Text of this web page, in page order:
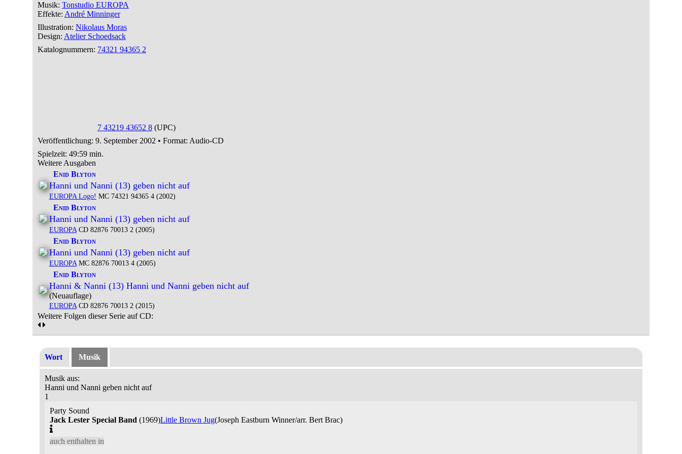
Musik: Tonstudio EUROPA
Effekte: André Minninger
Illustration: Nikolaus Moras
Design: Atelier Schoedsack
Katalognummern: 74321 94365 2
7 43219 43652 8(UPC)
Veröffentlichung: 9. September 2002 • Format: Audio-CD
Spielzeit: 49:59 min.
Weitere Ausgaben
Enid Blyton
Hanni und Nanni (13) geben nicht auf
EUROPA Logo! MC 74321 94365 4 (2002)
Enid Blyton
Hanni und Nanni (13) geben nicht auf
EUROPACD 82876 70013 2 (2005)
Enid Blyton
Hanni und Nanni (13) geben nicht auf
EUROPAMC 82876 70013 4 (2005)
Enid Blyton
Hanni & Nanni (13) Hanni und Nanni geben nicht auf
(Neuauflage)
EUROPACD 82876 70013 2 (2015)
Weitere Folgen dieser Serie auf CD:
Wort Musik
Musik aus:
Hanni und Nanni geben nicht auf
1
Party Sound
Jack Lester Special Band (1969)Little Brown Jug(Joseph Eastburn Winner/arr. Bert Brac)
auch enthalten in